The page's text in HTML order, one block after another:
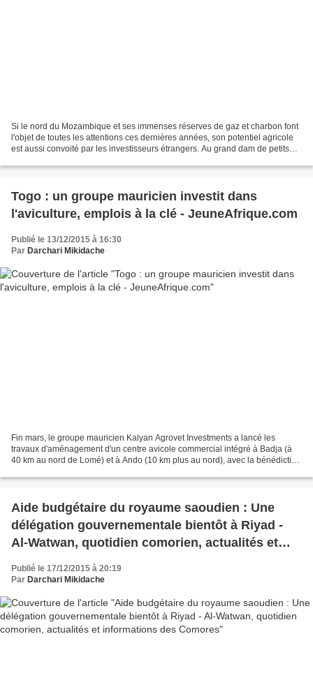
Si le nord du Mozambique et ses immenses réserves de gaz et charbon font
l'objet de toutes les attentions ces dernières années, son potentiel agricole
est aussi convoité par les investisseurs étrangers. Au grand dam de petits
Togo : un groupe mauricien investit dans
l'aviculture, emplois à la clé - JeuneAfrique.com
Publié le 13/12/2015 à 16:30
Par Darchari Mikidache
Fin mars, le groupe mauricien Kalyan Agrovet Investments a lancé les
travaux d'aménagement d'un centre avicole commercial intégré à Badja (à
40 km au nord de Lomé) et à Ando (10 km plus au nord), avec la bénédiction
Aide budgétaire du royaume saoudien : Une
délégation gouvernementale bientôt à Riyad -
Al-Watwan, quotidien comorien, actualités et
Publié le 17/12/2015 à 20:19
Par Darchari Mikidache